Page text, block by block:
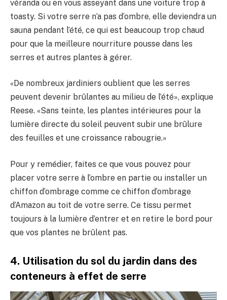
véranda ou en vous asseyant dans une voiture trop à
toasty. Si votre serre n’a pas d’ombre, elle deviendra un
sauna pendant l’été, ce qui est beaucoup trop chaud
pour que la meilleure nourriture pousse dans les
serres et autres plantes à gérer.
«De nombreux jardiniers oublient que les serres
peuvent devenir brûlantes au milieu de l’été», explique
Reese. «Sans teinte, les plantes intérieures pour la
lumière directe du soleil peuvent subir une brûlure
des feuilles et une croissance rabougrie.»
Pour y remédier, faites ce que vous pouvez pour
placer votre serre à l’ombre en partie ou installer un
chiffon d’ombrage comme ce chiffon d’ombrage
d’Amazon au toit de votre serre. Ce tissu permet
toujours à la lumière d’entrer et en retire le bord pour
que vos plantes ne brûlent pas.
4. Utilisation du sol du jardin dans des
conteneurs à effet de serre